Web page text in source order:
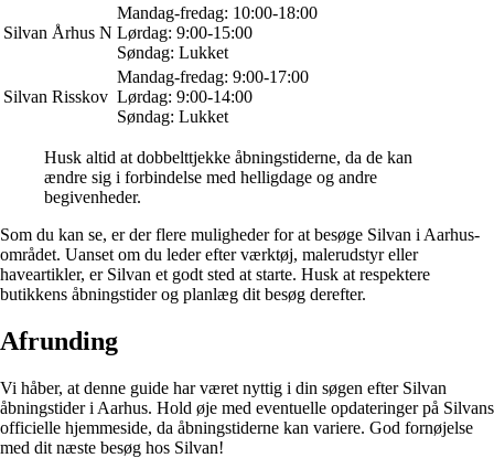
Silvan Århus N
Mandag-fredag: 10:00-18:00
Lørdag: 9:00-15:00
Søndag: Lukket
Silvan Risskov
Mandag-fredag: 9:00-17:00
Lørdag: 9:00-14:00
Søndag: Lukket
Husk altid at dobbelttjekke åbningstiderne, da de kan
ændre sig i forbindelse med helligdage og andre
begivenheder.
Som du kan se, er der flere muligheder for at besøge Silvan i Aarhus-
området. Uanset om du leder efter værktøj, malerudstyr eller
haveartikler, er Silvan et godt sted at starte. Husk at respektere
butikkens åbningstider og planlæg dit besøg derefter.
Afrunding
Vi håber, at denne guide har været nyttig i din søgen efter Silvan
åbningstider i Aarhus. Hold øje med eventuelle opdateringer på Silvans
officielle hjemmeside, da åbningstiderne kan variere. God fornøjelse
med dit næste besøg hos Silvan!